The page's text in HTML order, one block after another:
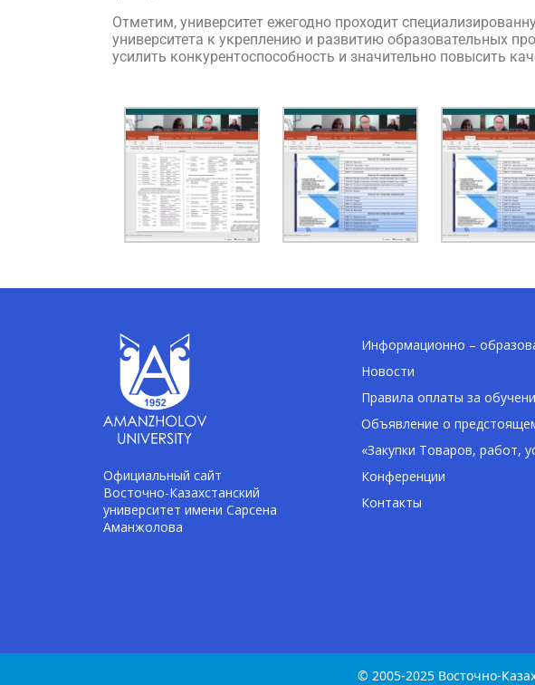
Отметим, университет ежегодно проходит
университета к укреплению и развитию образовательных
усилить конкурентоспособность и значительно повысить
Официальный сайт
Восточно-Казахстанский
университет имени Сарсена
Аманжолова
Информационно –
Новости
Правила оплаты за
Объявление о
«Закупки Товаров, работ,
Конференции
Контакты
© 2005-2025 Восточно-